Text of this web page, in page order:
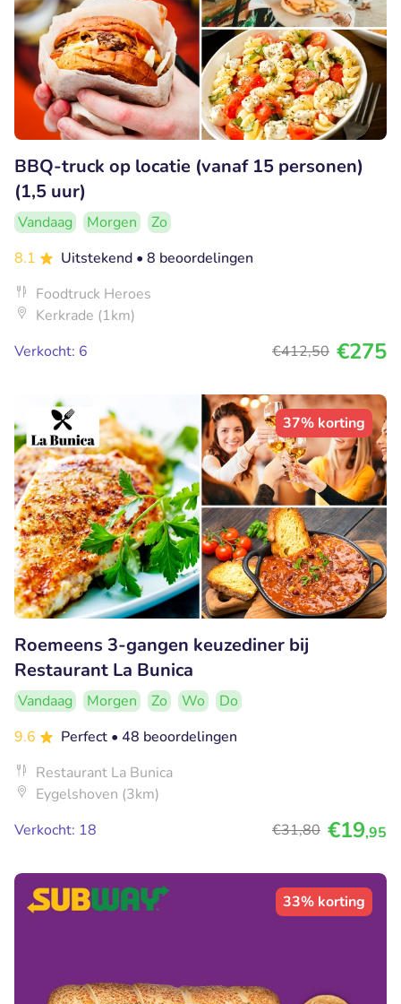
BBQ-truck op locatie (vanaf 15 personen)
(1,5 uur)
Vandaag Morgen
Zo
8.1
Uitstekend • 8 beoordelingen
Foodtruck Heroes
Kerkrade (1km)
Verkocht: 6
€412,50 €275
37% korting
Roemeens 3-gangen keuzediner bij
Restaurant La Bunica
Vandaag Morgen Zo Wo
Do
9.6
Perfect • 48 beoordelingen
Restaurant La Bunica
Eygelshoven (3km)
Verkocht: 18
€31,80 €19,95
33% korting